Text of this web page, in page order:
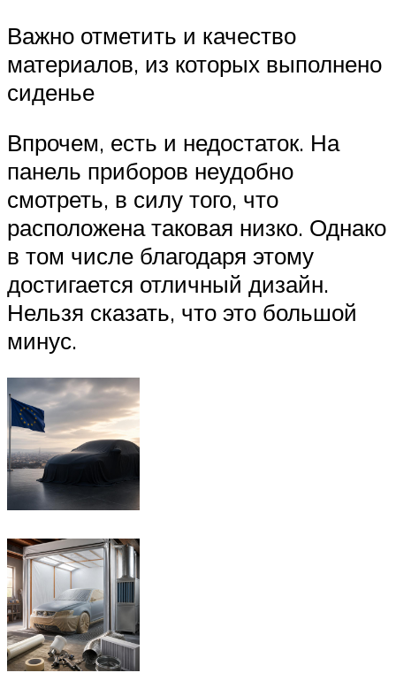
Важно отметить и качество
материалов, из которых выполнено
сиденье
Впрочем, есть и недостаток. На
панель приборов неудобно
смотреть, в силу того, что
расположена таковая низко. Однако
в том числе благодаря этому
достигается отличный дизайн.
Нельзя сказать, что это большой
минус.